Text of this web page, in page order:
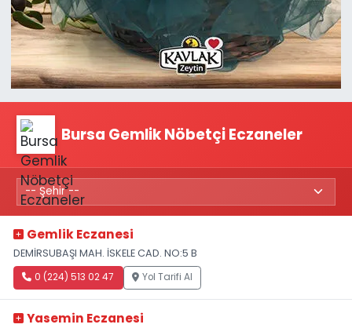
Bursa Gemlik Nöbetçi Eczaneler
Gemlik Eczanesi
DEMİRSUBAŞI MAH. İSKELE CAD. NO:5 B
0 (224) 513 02 47 Yol Tarifi Al
Yasemin Eczanesi